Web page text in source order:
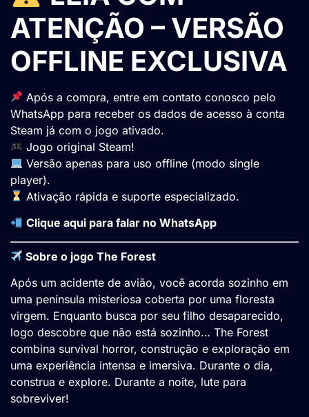
ATENÇÃO – VERSÃO
OFFLINE EXCLUSIVA
Após a compra, entre em contato conosco pelo
WhatsApp para receber os dados de acesso à conta
Steam já com o jogo ativado.
Jogo original Steam!
Versão apenas para uso offline (modo single
player).
Ativação rápida e suporte especializado.
Clique aqui para falar no WhatsApp
Sobre o jogo The Forest
Após um acidente de avião, você acorda sozinho em
uma península misteriosa coberta por uma floresta
virgem. Enquanto busca por seu filho desaparecido,
logo descobre que não está sozinho… The Forest
combina survival horror, construção e exploração em
uma experiência intensa e imersiva. Durante o dia,
construa e explore. Durante a noite, lute para
sobreviver!